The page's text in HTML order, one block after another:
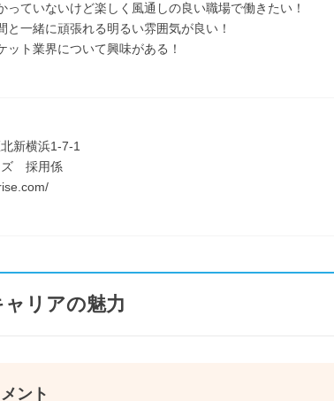
っていないけど楽しく風通しの良い職場で働きたい！
と一緒に頑張れる明るい雰囲気が良い！
ット業界について興味がある！
新横浜1-7-1
ズ 採用係
リアの魅力
ント